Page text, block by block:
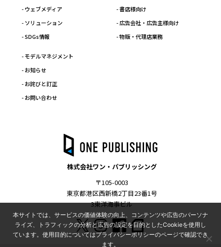
- ウェブメディア
- ソリューション
- SDGs情報
- 書店様向け
- 広告会社・広告主様向け
- 物販・代理店業務
- モデルマネジメント
- お知らせ
- お詫びと訂正
- お問い合わせ
株式会社ワン・パブリッシング
〒105-0003
東京都港区西新橋2丁目23番1号
3東洋海事ビル
本サイトでは、サービスの価値体験の向上、コンテンツや広告のパーソナ
ライズ、トラフィックの分析と広告の設定を目的としたCookieを使用し
ています。使用目的についてはプライバシーポリシーのページで確認でき
ます。